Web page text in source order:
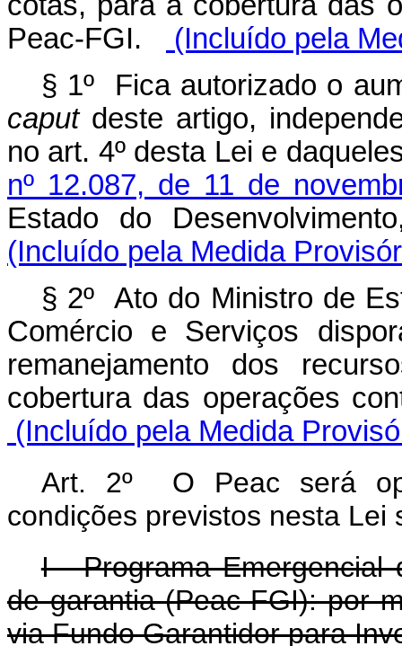
Peac-FGI.
(Incluído pela
§ 1º Fica autorizado o
caputdeste artigo,
no art. 4º desta Lei e
nº 12.087, de 11 de
Estado do
(Incluído pela Medida
§ 2º Ato do Ministro de
Comércio e Serviços
remanejamento dos
cobertura das operações
(Incluído pela Medida
Art. 2º O Peac será
condições previstos nesta
I - Programa Emergencial
de garantia (Peac-FGI): por
via Fundo Garantidor para